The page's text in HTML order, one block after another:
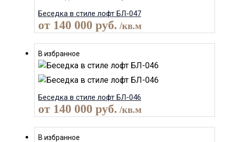
Беседка в стиле лофт БЛ-047
от 140 000 руб. /кв.м
В избранное
Беседка в стиле лофт БЛ-046
от 140 000 руб. /кв.м
В избранное